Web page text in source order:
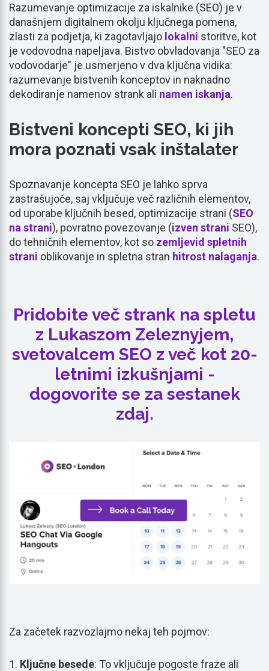
Razumevanje optimizacije za iskalnike (SEO) je v
današnjem digitalnem okolju ključnega pomena,
zlasti za podjetja, ki zagotavljajo lokalni storitve, kot
je vodovodna napeljava. Bistvo obvladovanja "SEO za
vodovodarje" je usmerjeno v dva ključna vidika:
razumevanje bistvenih konceptov in naknadno
dekodiranje namenov strank ali namen iskanja.
Bistveni koncepti SEO, ki jih
mora poznati vsak inštalater
Spoznavanje koncepta SEO je lahko sprva
zastrašujoče, saj vključuje več različnih elementov,
od uporabe ključnih besed, optimizacije strani (SEO
na strani), povratno povezovanje (izven strani SEO),
do tehničnih elementov, kot so zemljevid spletnih
strani oblikovanje in spletna stran hitrost nalaganja.
Pridobite več strank na spletu
z Lukaszom Zeleznyjem,
svetovalcem SEO z več kot 20-
letnimi izkušnjami -
dogovorite se za sestanek
zdaj.
Za začetek razvozlajmo nekaj teh pojmov:
Ključne besede: To vključuje pogoste fraze ali